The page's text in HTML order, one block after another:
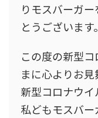
りモスバーガ
とうございます。
この度の新型
まに心よりお見
新型コロナウイ
私どもモスバ